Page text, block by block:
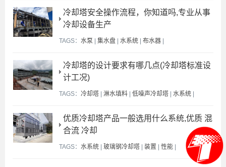
冷却塔安全操作流程，你知道吗,专业从事
冷却设备生产
TAGS： 水泵 集水盘 水系统 布水器
冷却塔的设计要求有哪几点(冷却塔标准设
计工况)
TAGS： 冷却塔 淋水填料 低噪声冷却塔 水系统
优质冷却塔产品一般选用什么系统,优质 混
合流 冷却
TAGS： 水系统 玻璃钢冷却塔 装置 性能